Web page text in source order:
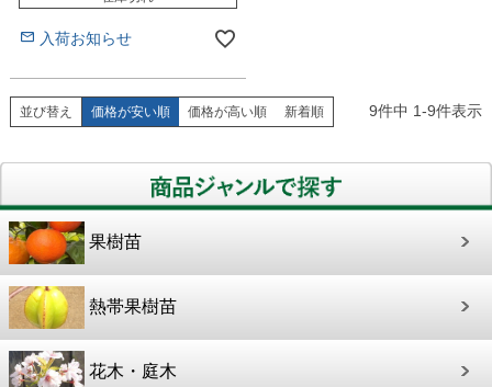
入荷お知らせ
並び替え 価格が安い順 価格が高い順 新着順 9件中 1-9件表示
果樹苗
熱帯果樹苗
花木・庭木